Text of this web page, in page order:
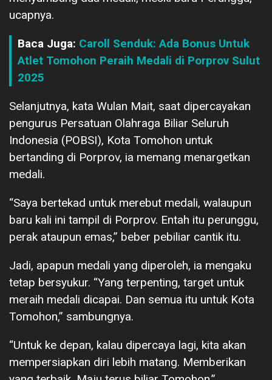
ucapnya.
Baca Juga: Caroll Senduk: Ada Bonus Untuk
Atlet Tomohon Peraih Medali di Porprov Sulut
2025
Selanjutnya, kata Wulan Mait, saat dipercayakan
pengurus Persatuan Olahraga Biliar Seluruh
Indonesia (POBSI), Kota Tomohon untuk
bertanding di Porprov, ia memang menargetkan
medali.
“Saya bertekad untuk merebut medali, walaupun
baru kali ini tampil di Porprov. Entah itu perunggu,
perak ataupun emas,” beber pebiliar cantik itu.
Jadi, apapun medali yang diperoleh, ia mengaku
tetap bersyukur. “Yang terpenting, target untuk
meraih medali dicapai. Dan semua itu untuk Kota
Tomohon,” sambungnya.
“Untuk ke depan, kalau dipercaya lagi, kita akan
mempersiapkan diri lebih matang. Memberikan